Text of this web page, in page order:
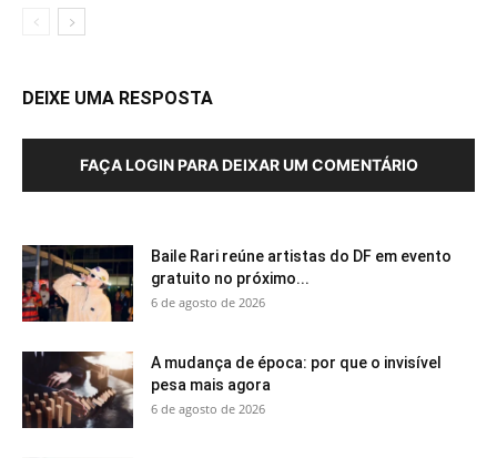
DEIXE UMA RESPOSTA
FAÇA LOGIN PARA DEIXAR UM COMENTÁRIO
Baile Rari reúne artistas do DF em evento
gratuito no próximo...
6 de agosto de 2026
A mudança de época: por que o invisível
pesa mais agora
6 de agosto de 2026